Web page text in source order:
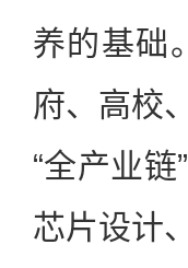
养的基础
府、高校
“全产业
芯片设计